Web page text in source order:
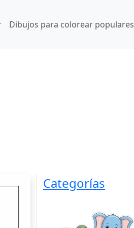
Dibujos para colorear populares
Categorías